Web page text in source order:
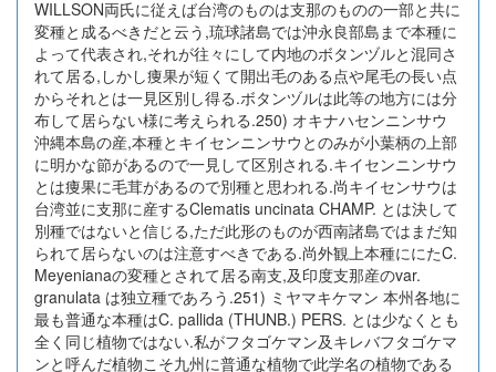
WILLSON両氏に従えば台湾のものは支那のものの一部と共に
変種と成るべきだと云う,琉球諸島では沖永良部島まで本種に
よって代表され,それが往々にして内地のボタンヅルと混同さ
れて居る,しかし痩果が短くて開出毛のある点や尾毛の長い点
からそれとは一見区別し得る.ボタンヅルは此等の地方には分
布して居らない様に考えられる.250) オキナハセンニンサウ
沖縄本島の産,本種とキイセンニンサウとのみが小葉柄の上部
に明かな節があるので一見して区別される.キイセンニンサウ
とは痩果に毛茸があるので別種と思われる.尚キイセンサウは
台湾並に支那に産するClematis uncinata CHAMP. とは決して
別種ではないと信じる,ただ此形のものが西南諸島ではまだ知
られて居らないのは注意すべきである.尚外観上本種ににたC.
Meyenianaの変種とされて居る南支,及印度支那産のvar.
granulata は独立種であろう.251) ミヤマキケマン 本州各地に
最も普通な本種はC. pallida (THUNB.) PERS. とは少なくとも
全く同じ植物ではない.私がフタゴケマン及キレバフタゴケマ
ンと呼んだ植物こそ九州に普通な植物で此学名の植物である